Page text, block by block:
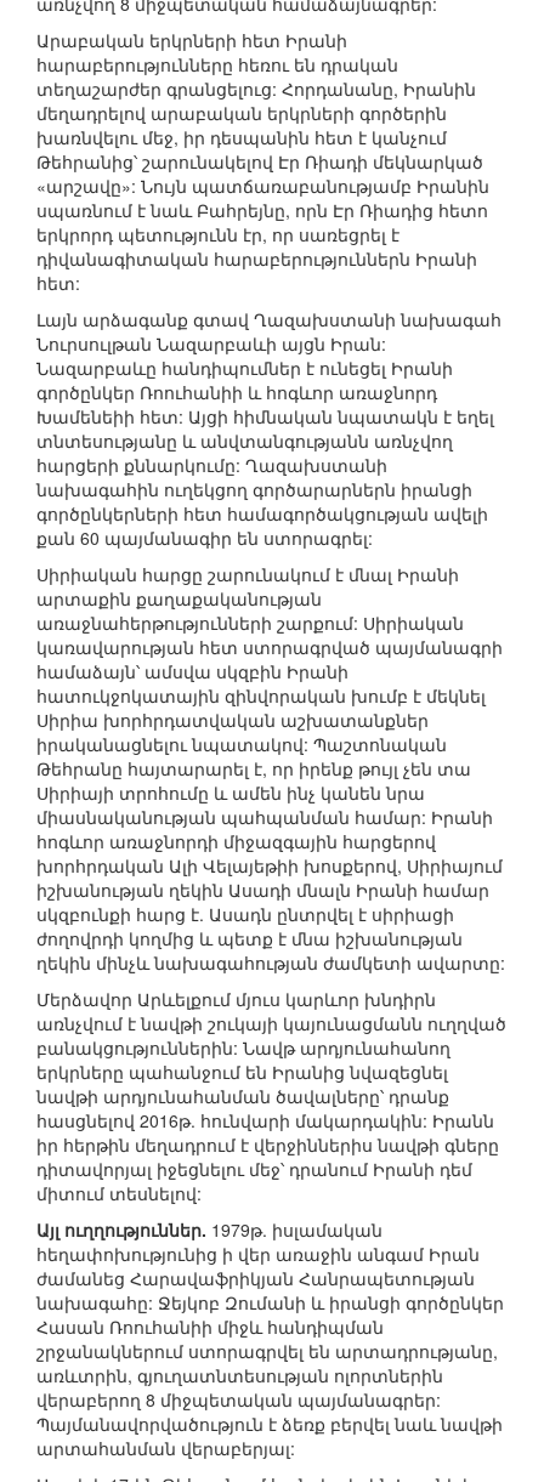
Արաբական երկրների հետ Իրանի
հարաբերությունները հեռու են դրական
տեղաշարժեր գրանցելուց: Հորդանանը, Իրանին
մեղադրելով արաբական երկրների գործերին
խառնվելու մեջ, իր դեսպանին հետ է կանչում
Թեհրանից՝ շարունակելով Էր Ռիադի մեկնարկած
«արշավը»: Նույն պատճառաբանությամբ Իրանին
սպառնում է նաև Բահրեյնը, որն Էր Ռիադից հետո
երկրորդ պետությունն էր, որ սառեցրել է
դիվանագիտական հարաբերություններն Իրանի
հետ:
Լայն արձագանք գտավ Ղազախստանի նախագահ
Նուրսուլթան Նազարբաևի այցն Իրան:
Նազարբաևը հանդիպումներ է ունեցել Իրանի
գործընկեր Ռոուհանիի և հոգևոր առաջնորդ
Խամենեիի հետ: Այցի հիմնական նպատակն է եղել
տնտեսությանը և անվտանգությանն առնչվող
հարցերի քննարկումը: Ղազախստանի
նախագահին ուղեկցող գործարարներն իրանցի
գործընկերների հետ համագործակցության ավելի
քան 60 պայմանագիր են ստորագրել:
Սիրիական հարցը շարունակում է մնալ Իրանի
արտաքին քաղաքականության
առաջնահերթությունների շարքում: Սիրիական
կառավարության հետ ստորագրված պայմանագրի
համաձայն՝ ամսվա սկզբին Իրանի
հատուկջոկատային զինվորական խումբ է մեկնել
Սիրիա խորհրդատվական աշխատանքներ
իրականացնելու նպատակով: Պաշտոնական
Թեհրանը հայտարարել է, որ իրենք թույլ չեն տա
Սիրիայի տրոհումը և ամեն ինչ կանեն նրա
միասնականության պահպանման համար: Իրանի
հոգևոր առաջնորդի միջազգային հարցերով
խորհրդական Ալի Վելայեթիի խոսքերով, Սիրիայում
իշխանության ղեկին Ասադի մնալն Իրանի համար
սկզբունքի հարց է. Ասադն ընտրվել է սիրիացի
ժողովրդի կողմից և պետք է մնա իշխանության
ղեկին մինչև նախագահության ժամկետի ավարտը:
Մերձավոր Արևելքում մյուս կարևոր խնդիրն
առնչվում է նավթի շուկայի կայունացմանն ուղղված
բանակցություններին: Նավթ արդյունահանող
երկրները պահանջում են Իրանից նվազեցնել
նավթի արդյունահանման ծավալները՝ դրանք
հասցնելով 2016թ. հունվարի մակարդակին: Իրանն
իր հերթին մեղադրում է վերջիններիս նավթի գները
դիտավորյալ իջեցնելու մեջ՝ դրանում Իրանի դեմ
միտում տեսնելով:
Այլ ուղղություններ. 1979թ. իսլամական
հեղափոխությունից ի վեր առաջին անգամ Իրան
ժամանեց Հարավաֆրիկյան Հանրապետության
նախագահը: Ջեյկոբ Զումանի և իրանցի գործընկեր
Հասան Ռոուհանիի միջև հանդիպման
շրջանակներում ստորագրվել են արտադրությանը,
առևտրին, գյուղատնտեսության ոլորտներին
վերաբերող 8 միջպետական պայմանագրեր:
Պայմանավորվածություն է ձեռք բերվել նաև նավթի
արտահանման վերաբերյալ: